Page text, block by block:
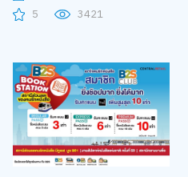
5
3421